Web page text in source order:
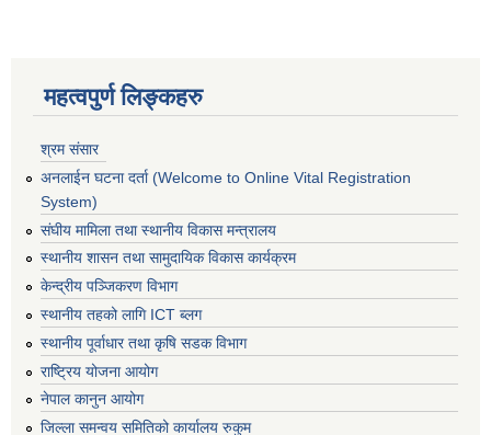
महत्वपुर्ण लिङ्कहरु
श्रम संसार
अनलाईन घटना दर्ता (Welcome to Online Vital Registration
System)
संघीय मामिला तथा स्थानीय विकास मन्त्रालय
स्थानीय शासन तथा सामुदायिक विकास कार्यक्रम
केन्द्रीय पञ्जिकरण विभाग
स्थानीय तहको लागि ICT ब्लग
स्थानीय पूर्वाधार तथा कृषि सडक विभाग
राष्ट्रिय योजना आयोग
नेपाल कानुन आयोग
जिल्ला समन्वय समितिको कार्यालय रुकुम